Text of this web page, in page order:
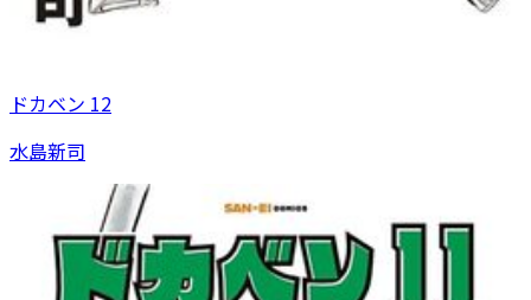
ドカベン 12
水島新司